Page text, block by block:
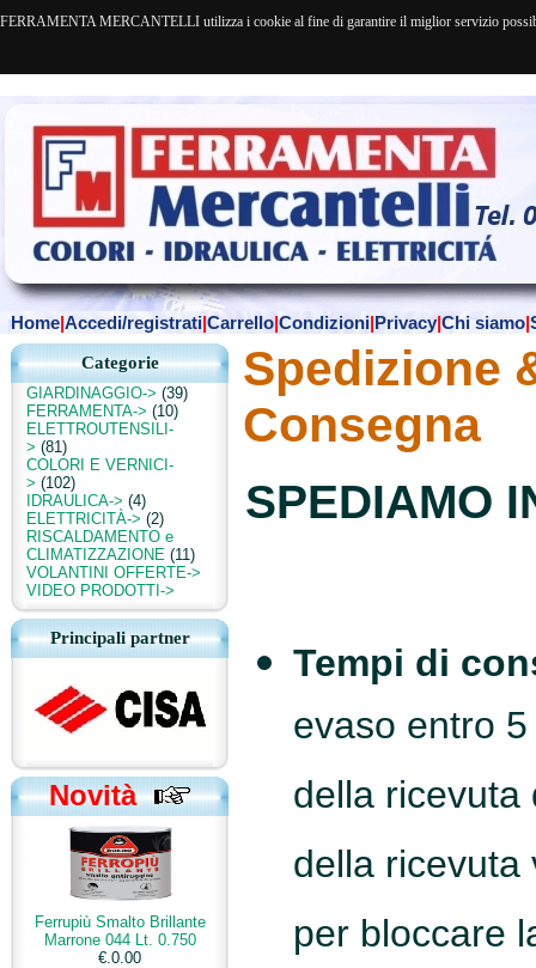
FERRAMENTA MERCANTELLI utilizza i cookie al fine di garantire il miglior servizio
Home|Accedi/registrati|Carrello|Condizioni|Privacy|Chi siamo|
Categorie
GIARDINAGGIO-> (39)
FERRAMENTA-> (10)
ELETTROUTENSILI-
> (81)
COLORI E VERNICI-
> (102)
IDRAULICA-> (4)
ELETTRICITÀ-> (2)
RISCALDAMENTO e
CLIMATIZZAZIONE (11)
VOLANTINI OFFERTE->
VIDEO PRODOTTI->
Principali partner
Novità
Ferrupiù Smalto Brillante
Marrone 044 Lt. 0.750
€.0.00
Spedizione
Consegna
SPEDIAMO
Tempi di
evaso entro
della
della
per bloccare